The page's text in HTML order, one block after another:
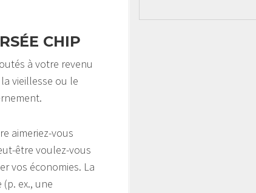
CHIP
à votre revenu
vieillesse ou le
aimeriez-vous
être voulez-vous
vos économies. La
ex., une